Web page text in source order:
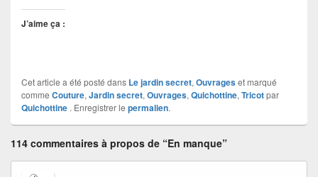
J’aime ça :
Cet article a été posté dans Le jardin secret, Ouvrageset marqué
comme Couture, Jardin secret, Ouvrages, Quichottine, Tricotpar
Quichottine . Enregistrer le permalien.
114 commentaires à propos de “En manque”